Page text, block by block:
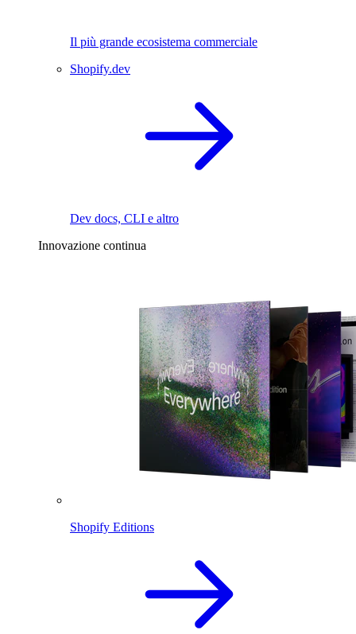
Il più grande ecosistema commerciale
Shopify.dev
Dev docs, CLI e altro
Innovazione continua
Shopify Editions